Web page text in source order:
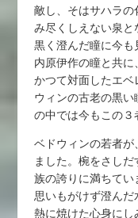
敵し、そはサハラ
み尽くしえない泉
黒く澄んだ瞳に今も
内原伊作の瞳と共に
かつて対面したエベ
ウィンの古老の黒
の中では今もこの３
ベドウィンの若者
ました。椀をさし
族の誇りに満ちてい
思いもがけず澄ん
熱に焼けた心身に